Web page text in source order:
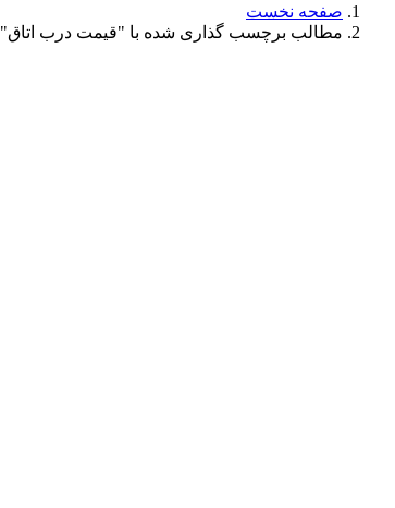
صفحه نخست
مطالب برچسب گذاری شده با "قيمت درب اتاق"